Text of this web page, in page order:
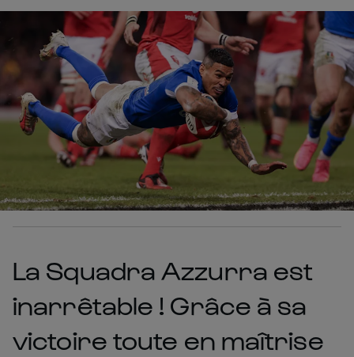
La Squadra Azzurra est
inarrêtable ! Grâce à sa
victoire toute en maîtrise